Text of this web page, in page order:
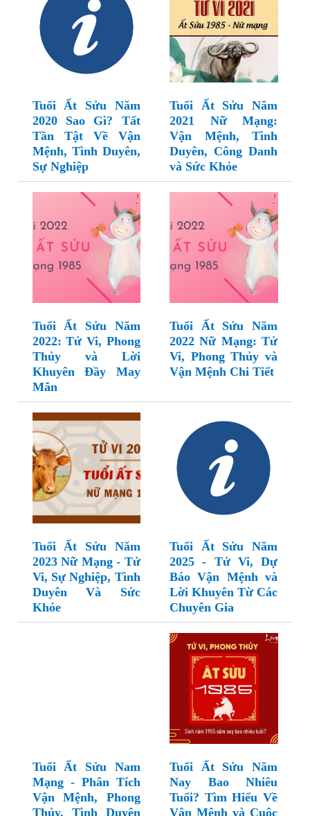
Tuổi Ất Sửu Năm
2020 Sao Gì? Tất
Tần Tật Về Vận
Mệnh, Tình Duyên,
Sự Nghiệp
Tuổi Ất Sửu Năm
2021 Nữ Mạng:
Vận Mệnh, Tình
Duyên, Công Danh
và Sức Khỏe
Tuổi Ất Sửu Năm
2022: Tử Vi, Phong
Thủy và Lời
Khuyên Đầy May
Mắn
Tuổi Ất Sửu Năm
2022 Nữ Mạng: Tử
Vi, Phong Thủy và
Vận Mệnh Chi Tiết
Tuổi Ất Sửu Năm
2023 Nữ Mạng - Tử
Vi, Sự Nghiệp, Tình
Duyên Và Sức
Khỏe
Tuổi Ất Sửu Năm
2025 - Tử Vi, Dự
Báo Vận Mệnh và
Lời Khuyên Từ Các
Chuyên Gia
Tuổi Ất Sửu Nam
Mạng - Phân Tích
Vận Mệnh, Phong
Thủy, Tình Duyên
Tuổi Ất Sửu Năm
Nay Bao Nhiêu
Tuổi? Tìm Hiểu Về
Vận Mệnh và Cuộc